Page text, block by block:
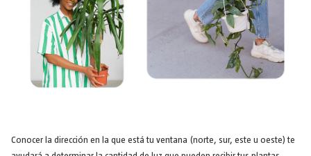
Conocer la dirección en la que está tu ventana (norte, sur, este u oeste) te